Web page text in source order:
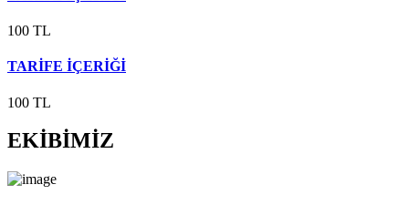
100 TL
TARİFE İÇERİĞİ
100 TL
EKİBİMİZ